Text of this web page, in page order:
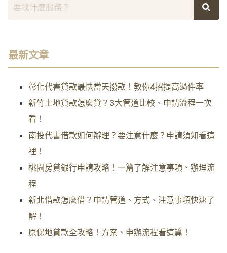
最新文章
彰化代書貸款最快當天撥款！教你4招提高過件率
新竹土地貸款怎麼貸？3大管道比較、申請流程一次
看！
南投代書借款如何辦理？要注意什麼？申請須知看這
裡！
桃園房貸銀行申請攻略！一篇了解注意事項、辦理流
程
新北借款怎麼借？申請管道、方式、注意事項快速了
解！
原保地貸款全攻略！方案、申辦流程看這篇！